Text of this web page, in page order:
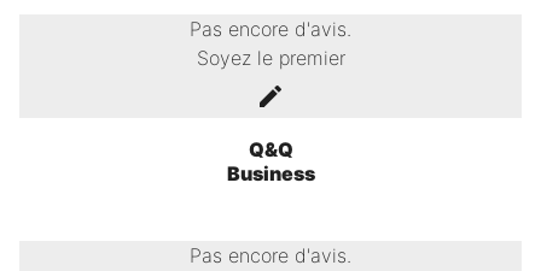
Pas encore d'avis.
Soyez le premier
Q&Q
Business
Pas encore d'avis.